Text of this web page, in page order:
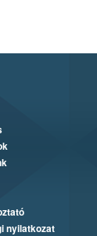
nyilatkozat